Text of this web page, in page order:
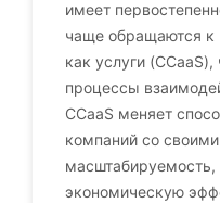
имеет
чаще обращаются к
как услуги
процессы
CCaaS меняет
компаний со
масштабируемость,
экономическую